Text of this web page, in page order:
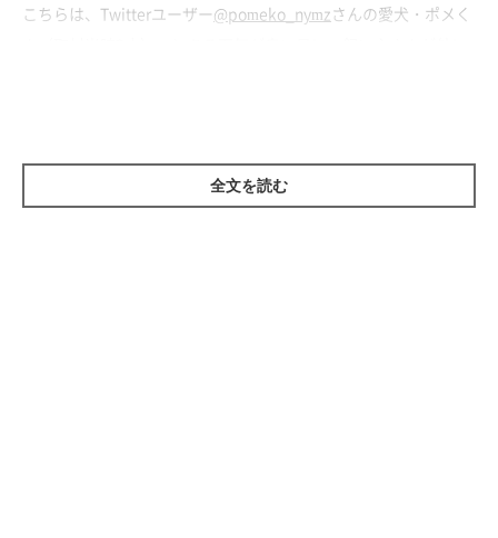
こちらは、Twitterユーザー@pomeko_nymzさんの愛犬・ポメく
飼い主さんのことをじーーーっと見つめるポメくん。優しい眼差
しに、思わずキュンとしてしまいますね！
全文を読む